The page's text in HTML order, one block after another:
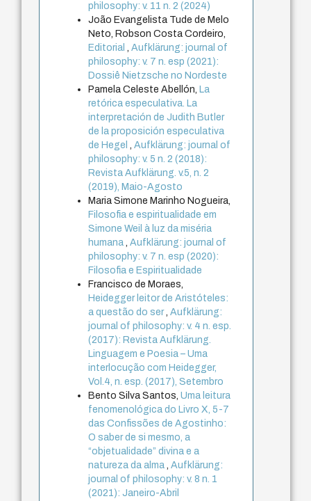
philosophy: v. 11 n. 2 (2024)
João Evangelista Tude de Melo
Neto, Robson Costa Cordeiro,
Editorial,Aufklärung: journal of
philosophy: v. 7 n. esp (2021):
Dossiê Nietzsche no Nordeste
Pamela Celeste Abellón, La
retórica especulativa. La
interpretación de Judith Butler
de la proposición especulativa
de Hegel,Aufklärung: journal of
philosophy: v. 5 n. 2 (2018):
Revista Aufklärung. v.5, n. 2
(2019), Maio-Agosto
Maria Simone Marinho Nogueira,
Filosofia e espiritualidade em
Simone Weil à luz da miséria
humana,Aufklärung: journal of
philosophy: v. 7 n. esp (2020):
Filosofia e Espiritualidade
Francisco de Moraes,
Heidegger leitor de Aristóteles:
a questão do ser,Aufklärung:
journal of philosophy: v. 4 n. esp.
(2017): Revista Aufklärung.
Linguagem e Poesia – Uma
interlocução com Heidegger,
Vol.4, n. esp. (2017), Setembro
Bento Silva Santos,Uma leitura
fenomenológica do Livro X, 5-7
das Confissões de Agostinho:
O saber de si mesmo, a
“objetualidade” divina e a
natureza da alma,Aufklärung:
journal of philosophy: v. 8 n. 1
(2021): Janeiro-Abril